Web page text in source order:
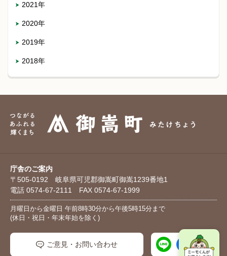
2021年
2020年
2019年
2018年
庁舎のご案内
〒505-0192 岐阜県可児郡御嵩町御嵩1239番地1
電話 0574-67-2111 FAX 0574-67-1999
月曜日から金曜日 午前8時30分から午後5時15分まで
(休日・祝日・年末年始を除く)
ご意見・お問い合わせ